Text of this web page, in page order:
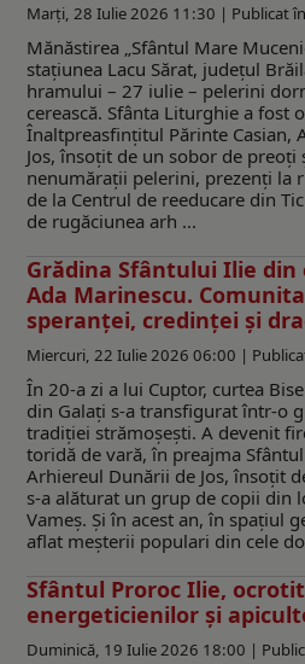
Marți, 28 Iulie 2026 11:30 | Publicat în
Mănăstirea „Sfântul Mare
stațiunea Lacu Sărat, judeţul
hramului – 27 iulie – pelerini
cerească. Sfânta Liturghie a fost
Înaltpreasfinţitul Părinte Casian,
Jos, însoțit de un sobor de
nenumărații pelerini, prezenți la
de la Centrul de reeducare din
de rugăciunea arh ...
Grădina Sfântului Ilie
Ada Marinescu.
speranţei, credinţei şi
Miercuri, 22 Iulie 2026 06:00 |
În 20-a zi a lui Cuptor, curtea
din Galați s-a transfigurat într-o
tradiției strămoșești. A devenit
toridă de vară, în preajma
Arhiereul Dunării de Jos, însoțit
s-a alăturat un grup de copii din
Vameș. Și în acest an, în spațiul
aflat meșterii populari din cele
Sfântul Proroc Ilie,
energeticienilor şi
Duminică, 19 Iulie 2026 18:00 |